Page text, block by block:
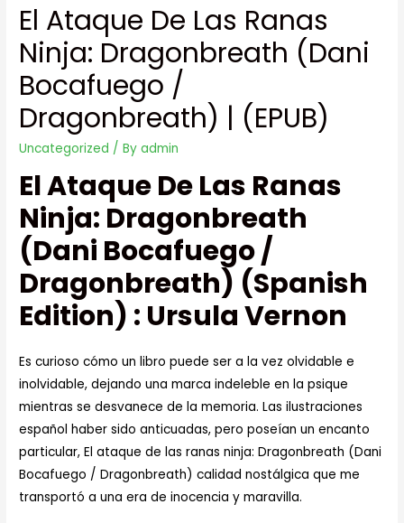
El Ataque De Las Ranas
Ninja: Dragonbreath (Dani
Bocafuego /
Dragonbreath) | (EPUB)
Uncategorized / Byadmin
El Ataque De Las Ranas
Ninja: Dragonbreath
(Dani Bocafuego /
Dragonbreath) (Spanish
Edition) : Ursula Vernon
Es curioso cómo un libro puede ser a la vez olvidable e
inolvidable, dejando una marca indeleble en la psique
mientras se desvanece de la memoria. Las ilustraciones
español haber sido anticuadas, pero poseían un encanto
particular, El ataque de las ranas ninja: Dragonbreath (Dani
Bocafuego / Dragonbreath) calidad nostálgica que me
transportó a una era de inocencia y maravilla.